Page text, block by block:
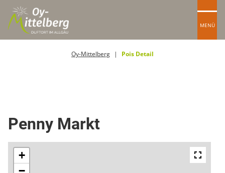
MENÜ
Oy-Mittelberg Pois Detail
Penny Markt